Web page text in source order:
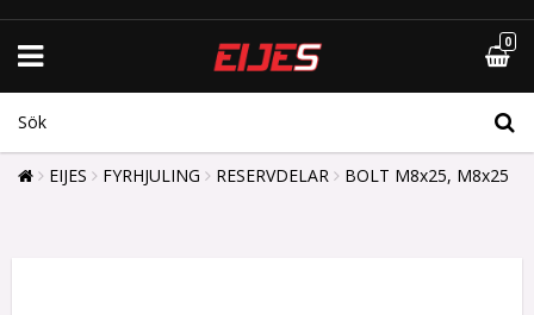
0
EIJES FYRHJULING RESERVDELAR BOLT M8x25, M8x25